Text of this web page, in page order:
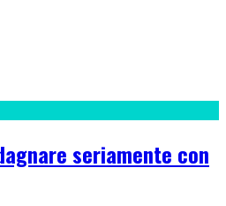
seriamente con